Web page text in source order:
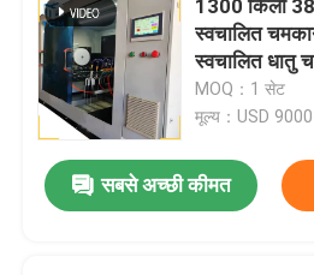
1300 किलो
स्वचालित
स्वचालित धातु
MOQ：1 सेट
मूल्य：USD
सबसे अच्छी कीमत